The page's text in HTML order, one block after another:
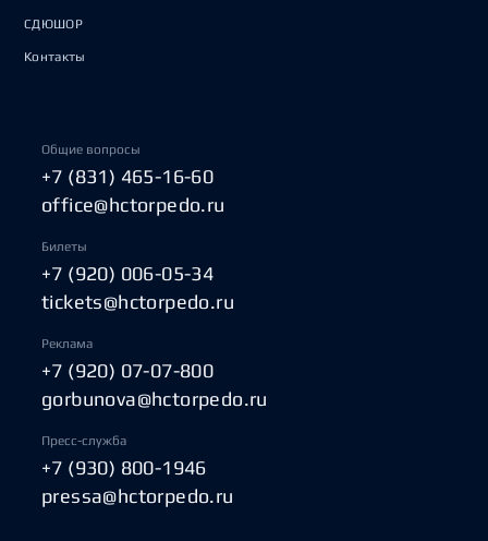
СДЮШОР
Контакты
Общие вопросы
+7 (831) 465-16-60
office@hctorpedo.ru
Билеты
+7 (920) 006-05-34
tickets@hctorpedo.ru
Реклама
+7 (920) 07-07-800
gorbunova@hctorpedo.ru
Пресс-служба
+7 (930) 800-1946
pressa@hctorpedo.ru